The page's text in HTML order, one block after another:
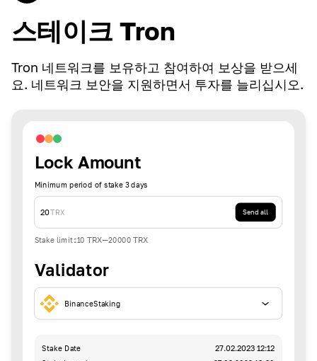
스테이크 Tron
Tron 네트워크를 보유하고 참여하여 보상을 받으세
요. 네트워크 보안을 지원하면서 투자를 늘리십시오.
Lock Amount
Minimum period of stake 3 days
20TRX Send all
Stake limit:10 TRX-20000 TRX
Validator
BinanceStaking
Stake Date 27.02.2023 12:12